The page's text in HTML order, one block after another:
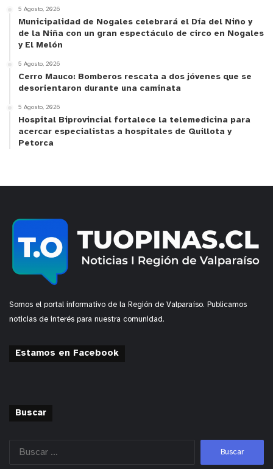
trabajadores permanezcan muchísimos años con
nosotros, apreciando mucho el clima laboral y la
cercanía de tipo familiar que hemos logrado”,
comenta Quintanilla.
sueldo líquido real, varía según la faena, las rutas y
el desempeño del conductor, ya que no solo se
incentiva la productividad, sino que, además, el
600 líquido inclusive. A esto se suman los viáticos
diarios, por cada día trabajado, que permiten
cubrir toda la alimentación del día y demás
necesidades del conductor”.
y tú, ¿qué opinas?
5 Agosto, 2026
Municipalidad de Nogales celebrará el Día del Niño y
de la Niña con un gran espectáculo de circo en Nogales
y El Melón
5 Agosto, 2026
Cerro Mauco: Bomberos rescata a dos jóvenes que se
desorientaron durante una caminata
5 Agosto, 2026
Hospital Biprovincial fortalece la telemedicina para
acercar especialistas a hospitales de Quillota y
Petorca
Somos el portal informativo de la Región de Valparaíso. Publicamos
noticias de interés para nuestra comunidad.
Estamos en Facebook
Buscar